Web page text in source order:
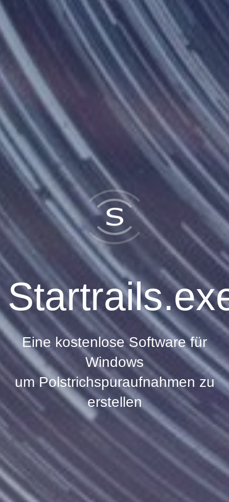
Startrails.
Eine kostenlose Software für
Windows
um Polstrichspuraufnahmen zu
erstellen